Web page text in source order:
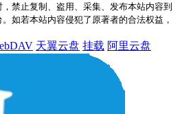
禁止复制、盗用、采集、发布本站内容到
如若本站内容侵犯了原著者的合法权益，
天翼云盘 挂载 阿里云盘